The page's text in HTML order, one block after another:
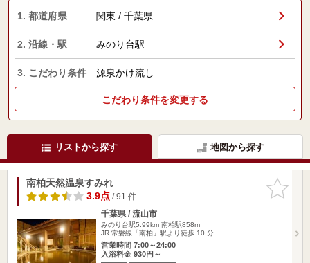
1. 都道府県 関東 / 千葉県
2. 沿線・駅 みのり台駅
3. こだわり条件 源泉かけ流し
こだわり条件を変更する
リストから探す 地図から探す
お気に入
りに追加
南柏天然温泉すみれ
3.9点/ 91 件
千葉県 / 流山市
みのり台駅5.99km 南柏駅858m
JR 常磐線「南柏」駅より徒歩 10 分
営業時間 7:00～24:00
入浴料金 930円～